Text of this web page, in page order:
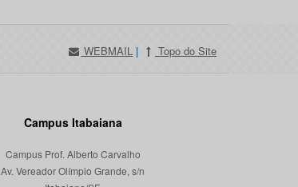
WEBMAIL | Topo do Site
Campus Itabaiana
Campus Prof. Alberto Carvalho
Av. Vereador Olímpio Grande, s/n